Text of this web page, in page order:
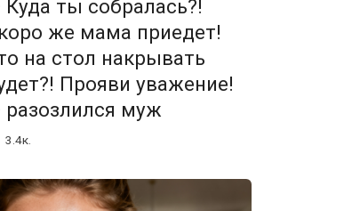
ты собралась?!
же мама приедет!
на стол накрывать
Прояви уважение!
муж
3.4к.